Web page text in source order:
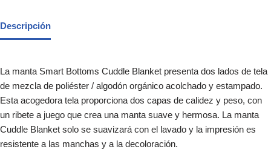
Descripción
La manta Smart Bottoms Cuddle Blanket presenta dos lados de tela
de mezcla de poliéster / algodón orgánico acolchado y estampado.
Esta acogedora tela proporciona dos capas de calidez y peso, con
un ribete a juego que crea una manta suave y hermosa. La manta
Cuddle Blanket solo se suavizará con el lavado y la impresión es
resistente a las manchas y a la decoloración.